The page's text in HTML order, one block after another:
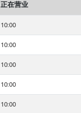
正在营业
10:00
10:00
10:00
10:00
10:00